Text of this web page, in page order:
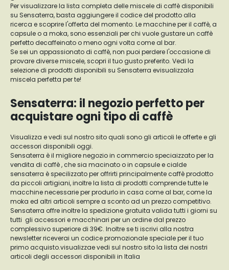
Per visualizzare la lista completa delle miscele di caffè disponibili
su Sensaterra, basta aggiungere il codice del prodotto alla
ricerca e scoprire l'offerta del momento. Le macchine per il caffè, a
capsule o a moka, sono essenziali per chi vuole gustare un caffè
perfetto decaffeinato o meno ogni volta come al bar.
Se sei un appassionato di caffè, non puoi perdere l'occasione di
provare diverse miscele, scopri il tuo gusto preferito. Vedi la
selezione di prodotti disponibili su Sensaterra evisualizzala
miscela perfetta per te!
Sensaterra: il negozio perfetto per
acquistare ogni tipo di caffè
Visualizza e vedi sul nostro sito quali sono gli articoli le offerte e gli
accessori disponibili oggi.
Sensaterra è il migliore negozio in commercio speciaizzato per la
vendita di caffè , che sia macinato o in capsule e cialde
sensaterra è specilizzato per offrirti principalmente caffè prodotto
da piccoli artigiani, inoltre la lista di prodotti comprende tutte le
macchine necessarie per produrlo in casa come al bar, come la
moka ed altri articoli sempre a sconto ad un prezzo competitivo.
Sensaterra offre inoltre la spedizione gratuita valida tutti i giorni su
tutti gli accessori e macchinari per un ordine dal prezzo
complessivo superiore di 39€. Inoltre se ti iscrivi alla nostra
newsletter riceverai un codice promozionale speciale per il tuo
primo acquisto.visualizzae vedi sul nostro sito la lista dei nostri
articoli degli accessori disponibili in Italia